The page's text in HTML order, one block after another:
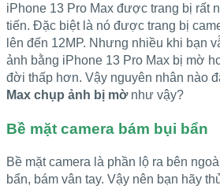
iPhone 13 Pro Max được trang bị rất
tiến. Đặc biệt là nó được trang bị
lên đến 12MP. Nhưng nhiều khi bạn
ảnh bằng iPhone 13 Pro Max bị mờ
đời thấp hơn. Vậy nguyên nhân nào
Max chụp ảnh bị mờnhư vậy?
Bề mặt camera bám bụi bẩn
Bề mặt camera là phần lộ ra bên
bẩn, bám vân tay. Vậy nên bạn hãy